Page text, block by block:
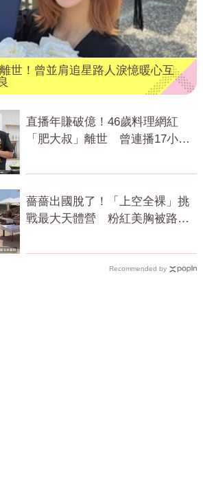
世！曾並肩追星路人淚憶暖心互
直播年賺破億！46歲料理網紅
「肥大叔」離世 曾連播17小時
薔薔出國脫了！「上空全裸」挑
戰最大天體營 粉紅美胸被路人
Recommended by